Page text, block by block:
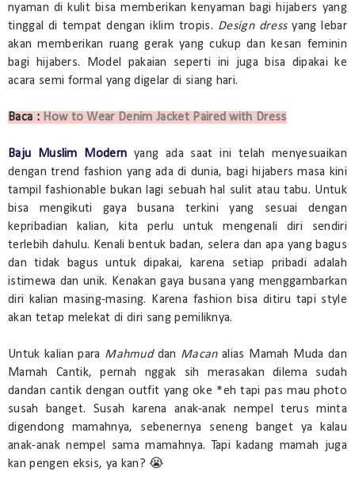
nyaman di kulit bisa memberikan kenyaman bagi hijabers yang
tinggal di tempat dengan iklim tropis. Design dressyang lebar
akan memberikan ruang gerak yang cukup dan kesan feminin
bagi hijabers. Model pakaian seperti ini juga bisa dipakai ke
acara semi formal yang digelar di siang hari.
Baca : How to Wear Denim Jacket Paired with Dress
Baju Muslim Modern yang ada saat ini telah menyesuaikan
dengan trend fashion yang ada di dunia, bagi hijabers masa kini
tampil fashionable bukan lagi sebuah hal sulit atau tabu. Untuk
bisa mengikuti gaya busana terkini yang sesuai dengan
kepribadian kalian, kita perlu untuk mengenali diri sendiri
terlebih dahulu. Kenali bentuk badan, selera dan apa yang bagus
dan tidak bagus untuk dipakai, karena setiap pribadi adalah
istimewa dan unik. Kenakan gaya busana yang menggambarkan
diri kalian masing-masing. Karena fashion bisa ditiru tapi style
akan tetap melekat di diri sang pemiliknya.
Untuk kalian para Mahmud dan Macanalias Mamah Muda dan
Mamah Cantik, pernah nggak sih merasakan dilema sudah
dandan cantik dengan outfit yang oke *eh tapi pas mau photo
susah banget. Susah karena anak-anak nempel terus minta
digendong mamahnya, sebenernya seneng banget ya kalau
anak-anak nempel sama mamahnya. Tapi kadang mamah juga
kan pengen eksis, ya kan? 😭